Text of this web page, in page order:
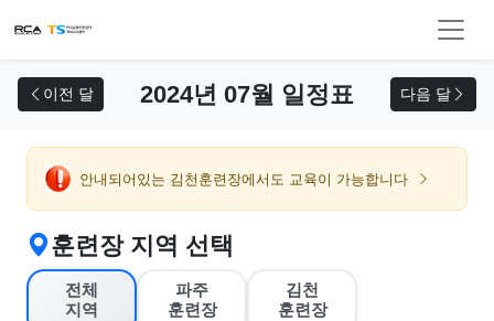
이전 달 2024년 07월 일정표 다음 달
안내되어있는 김천훈련장에서도 교육이 가능합니다
훈련장 지역 선택
전체
지역
파주
훈련장
김천
훈련장